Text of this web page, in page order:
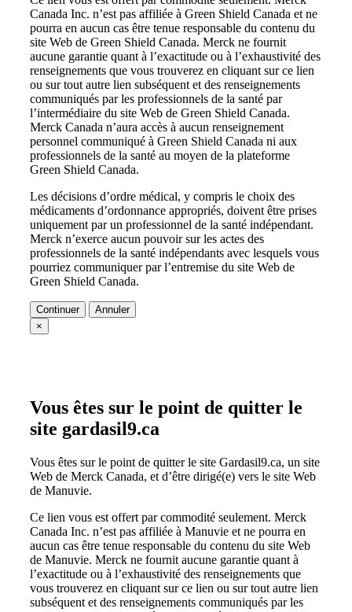
Canada Inc. n’est pas affiliée à Green Shield Canada et ne
pourra en aucun cas être tenue responsable du contenu du
site Web de Green Shield Canada. Merck ne fournit
aucune garantie quant à l’exactitude ou à l’exhaustivité des
renseignements que vous trouverez en cliquant sur ce lien
ou sur tout autre lien subséquent et des renseignements
communiqués par les professionnels de la santé par
l’intermédiaire du site Web de Green Shield Canada.
Merck Canada n’aura accès à aucun renseignement
personnel communiqué à Green Shield Canada ni aux
professionnels de la santé au moyen de la plateforme
Green Shield Canada.
Les décisions d’ordre médical, y compris le choix des
médicaments d’ordonnance appropriés, doivent être prises
uniquement par un professionnel de la santé indépendant.
Merck n’exerce aucun pouvoir sur les actes des
professionnels de la santé indépendants avec lesquels vous
pourriez communiquer par l’entremise du site Web de
Green Shield Canada.
Continuer
Annuler
×
Vous êtes sur le point de quitter le
site gardasil9.ca
Vous êtes sur le point de quitter le site Gardasil9.ca, un site
Web de Merck Canada, et d’être dirigé(e) vers le site Web
de Manuvie.
Ce lien vous est offert par commodité seulement. Merck
Canada Inc. n’est pas affiliée à Manuvie et ne pourra en
aucun cas être tenue responsable du contenu du site Web
de Manuvie. Merck ne fournit aucune garantie quant à
l’exactitude ou à l’exhaustivité des renseignements que
vous trouverez en cliquant sur ce lien ou sur tout autre lien
subséquent et des renseignements communiqués par les